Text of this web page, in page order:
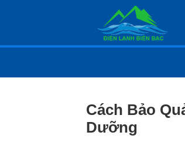
Cách Bảo
Dưỡng